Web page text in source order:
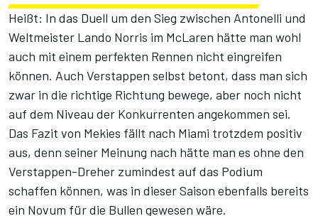
Heißt: In das Duell um den Sieg zwischen Antonelli und
Weltmeister Lando Norris im McLaren hätte man wohl
auch mit einem perfekten Rennen nicht eingreifen
können. Auch Verstappen selbst betont, dass man sich
zwar in die richtige Richtung bewege, aber noch nicht
auf dem Niveau der Konkurrenten angekommen sei.
Das Fazit von Mekies fällt nach Miami trotzdem positiv
aus, denn seiner Meinung nach hätte man es ohne den
Verstappen-Dreher zumindest auf das Podium
schaffen können, was in dieser Saison ebenfalls bereits
ein Novum für die Bullen gewesen wäre.